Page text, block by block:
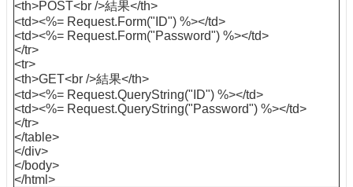
<th>POST<br />結果</th>
<td><%= Request.Form("ID") %></td>
<td><%= Request.Form("Password") %></td>
</tr>
<tr>
<th>GET<br />結果</th>
<td><%= Request.QueryString("ID") %></td>
<td><%= Request.QueryString("Password") %></td>
</tr>
</table>
</div>
</body>
</html>